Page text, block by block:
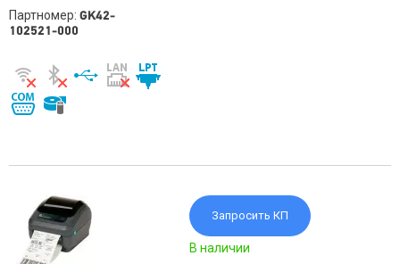
Партномер: GK42-
102521-000
Запросить КП
В наличии